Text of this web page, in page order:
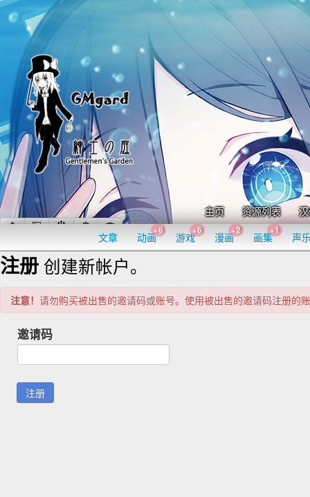
主页 资源列表
文章 动画
+6
游戏
+6
漫画
+2
画集
+1
声
注册 创建新帐户。
注意！ 请勿购买被出售的邀请码或账号。使用被出售的邀请码注册的
邀请码